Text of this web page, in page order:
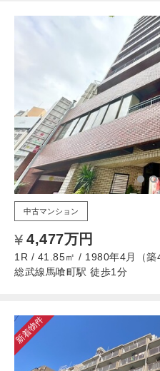
中古マンション
4,477万円
1R / 41.85㎡ / 1980年4月（築
総武線馬喰町駅 徒歩1分
新着物件